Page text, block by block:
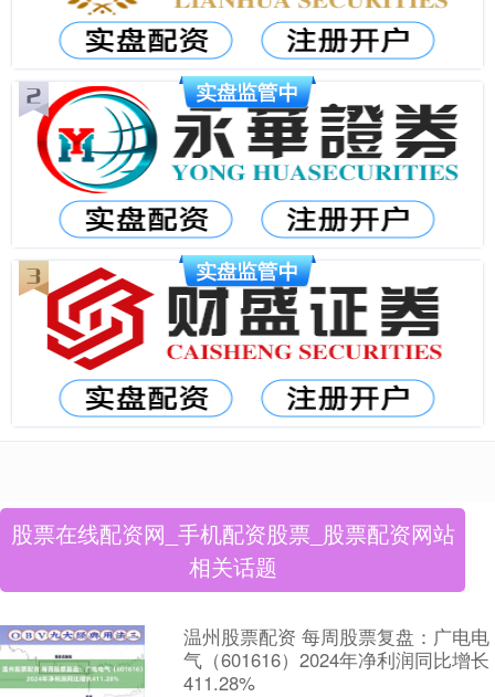
股票在线配资网_手机配资股票_股票配资网站
相关话题
温州股票配资 每周股票复盘：广电电
气（601616）2024年净利润同比增长
411.28%